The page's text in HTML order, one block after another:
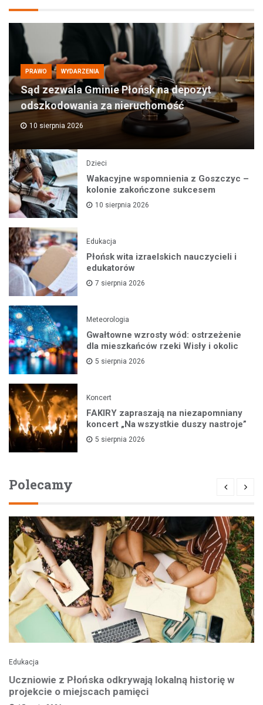
PRAWO WYDARZENIA
Sąd zezwala Gminie Płońsk na depozyt
odszkodowania za nieruchomość
10 sierpnia 2026
Dzieci
Wakacyjne wspomnienia z Goszczyc –
kolonie zakończone sukcesem
10 sierpnia 2026
Edukacja
Płońsk wita izraelskich nauczycieli i
edukatorów
7 sierpnia 2026
Meteorologia
Gwałtowne wzrosty wód: ostrzeżenie
dla mieszkańców rzeki Wisły i okolic
5 sierpnia 2026
Koncert
FAKIRY zapraszają na niezapomniany
koncert „Na wszystkie duszy nastroje”
5 sierpnia 2026
Polecamy
Edukacja
Uczniowie z Płońska odkrywają lokalną historię w
projekcie o miejscach pamięci